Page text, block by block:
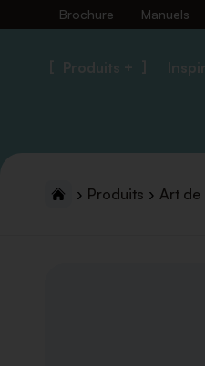
Brochure Manuels
Produits +
Produits Art de